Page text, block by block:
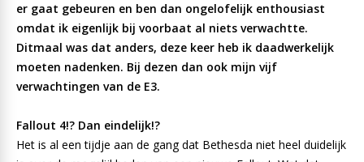
er gaat gebeuren en ben dan ongelofelijk enthousiast
omdat ik eigenlijk bij voorbaat al niets verwachtte.
Ditmaal was dat anders, deze keer heb ik daadwerkelijk
moeten nadenken. Bij dezen dan ook mijn vijf
verwachtingen van de E3.
Fallout 4!? Dan eindelijk!?
Het is al een tijdje aan de gang dat Bethesda niet heel duidelijk